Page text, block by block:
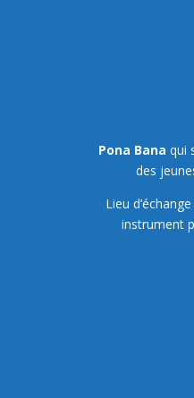
Pona Bana qui
des
Lieu
instrument